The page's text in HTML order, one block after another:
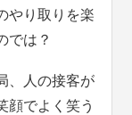
やり取りを楽
では？
、人の接客が
顔でよく笑う